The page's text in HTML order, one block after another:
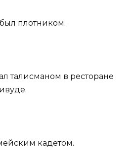
плотником.
талисманом в ресторане
кадетом.